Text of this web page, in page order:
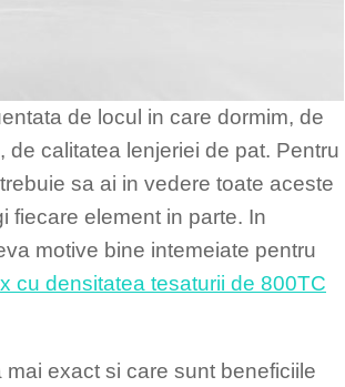
de locul in care dormim, de
de calitatea lenjeriei de pat. Pentru
sa ai in vedere toate aceste
fiecare element in parte. In
motive bine intemeiate pentru
cu densitatea tesaturii de 800TC
exact si care sunt beneficiile